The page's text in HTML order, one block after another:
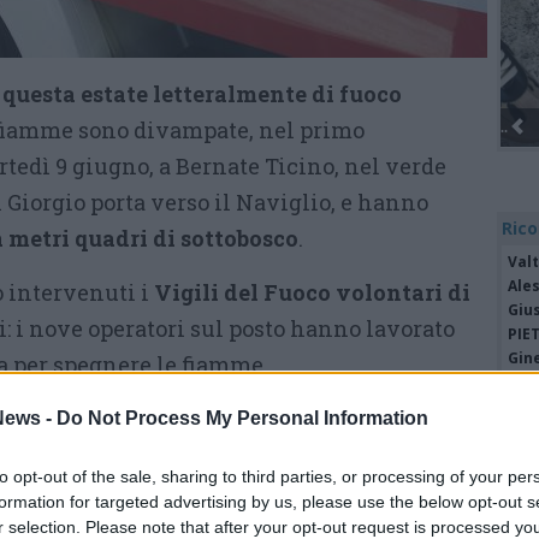
- Do Not Process My Personal Information
opt-out of the sale, sharing to third parties, or processing of your
for targeted advertising by us, please use the below opt-out
selection. Please note that after your opt-out request is processed
estate letteralmente di fuoco
sono divampate, nel primo
9 giugno, a Bernate Ticino, nel verde
Giorgio porta verso il Naviglio, e hanno
quadri di sottobosco.
intervenuti i Vigili del Fuoco volontari di
i nove operatori sul posto hanno lavorato
per spegnere le fiamme.
Via Confalonieri, 5
Castronno
diagosto